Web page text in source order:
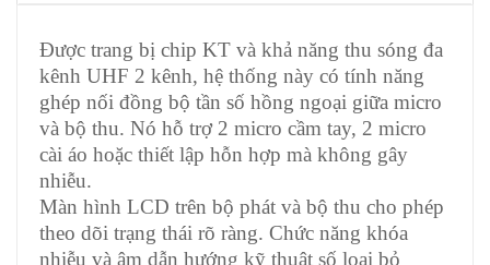
Được trang bị chip KT và khả năng thu sóng đa
kênh UHF 2 kênh, hệ thống này có tính năng
ghép nối đồng bộ tần số hồng ngoại giữa micro
và bộ thu. Nó hỗ trợ 2 micro cầm tay, 2 micro
cài áo hoặc thiết lập hỗn hợp mà không gây
nhiễu.
Màn hình LCD trên bộ phát và bộ thu cho phép
theo dõi trạng thái rõ ràng. Chức năng khóa
nhiễu và âm dẫn hướng kỹ thuật số loại bỏ